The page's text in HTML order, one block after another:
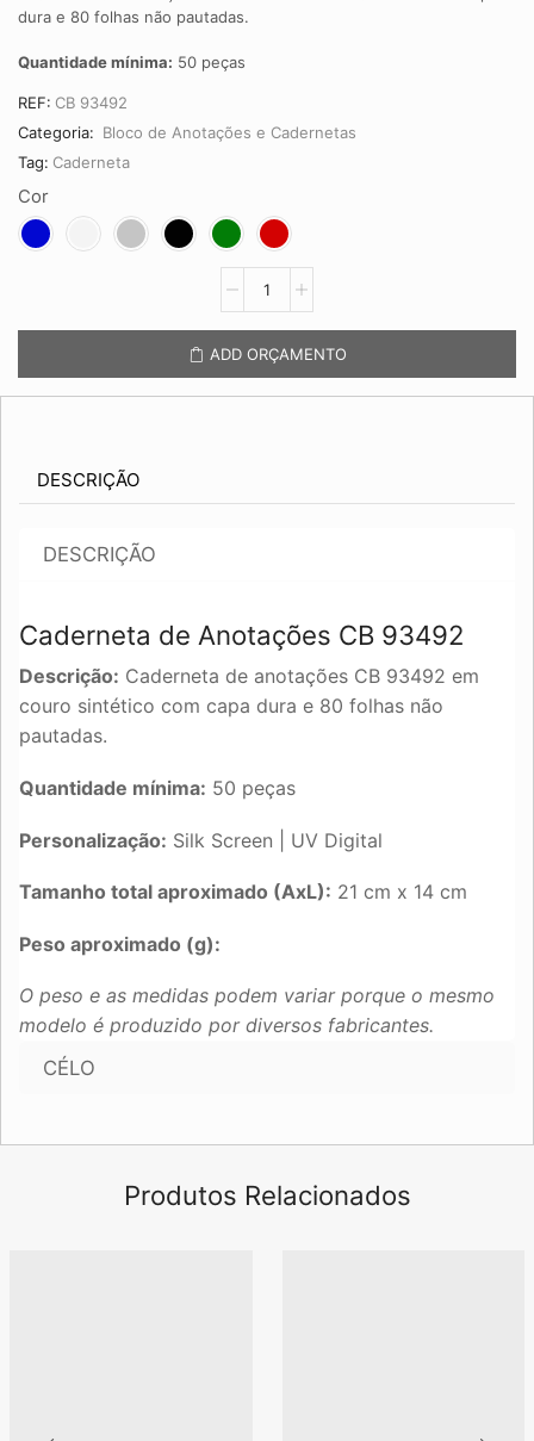
dura e 80 folhas não pautadas.
Quantidade mínima: 50 peças
REF: CB 93492
Categoria: Bloco de Anotações e Cadernetas
Tag: Caderneta
Cor
93492
ADD ORÇAMENTO
DESCRIÇÃO
DESCRIÇÃO
Caderneta de Anotações CB 93492
Descrição: Caderneta de anotações CB 93492 em
couro sintético com capa dura e 80 folhas não
pautadas.
Quantidade mínima: 50 peças
Personalização: Silk Screen | UV Digital
Tamanho total aproximado (AxL): 21 cm x 14 cm
Peso aproximado (g):
O peso e as medidas podem variar porque o mesmo
modelo é produzido por diversos fabricantes.
CÉLO
Produtos Relacionados